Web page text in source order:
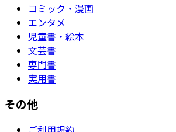
コミック・漫画
エンタメ
児童書・絵本
文芸書
専門書
実用書
その他